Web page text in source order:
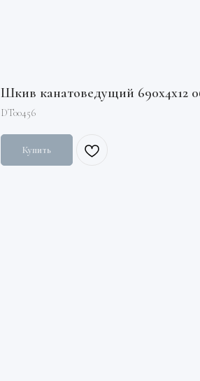
Шкив канатоведущий 690х4х12
DT00456
Купить